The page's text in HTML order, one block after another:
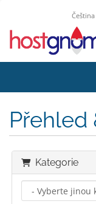
Čeština
Přehled
Kategorie